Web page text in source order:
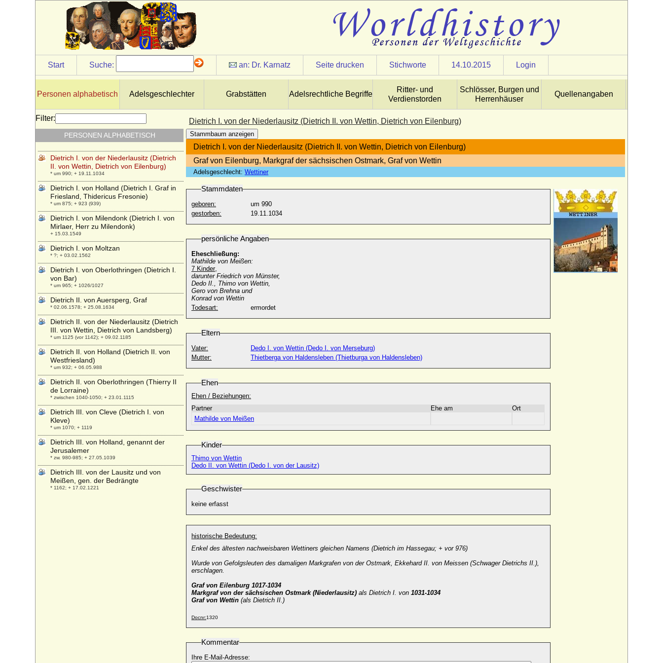
Start Suche: an: Dr. Karnatz Seite drucken Stichworte 14.10.2015 Login
Personen alphabetisch Adelsgeschlechter Grabstätten Adelsrechtliche Begriffe
Ritter- und
Verdienstorden
Schlösser, Burgen und
Herrenhäuser
Quellenangaben
Dietrich I. von der Niederlausitz (Dietrich II. von Wettin, Dietrich von Eilenburg)
Stammbaum anzeigen
Dietrich I. von der Niederlausitz (Dietrich II. von Wettin, Dietrich von Eilenburg)
Graf von Eilenburg, Markgraf der sächsischen Ostmark, Graf von Wettin
Adelsgeschlecht: Wettiner
Stammdaten
geboren:
um 990
gestorben:
19.11.1034
persönliche Angaben
Eheschließung:
Mathilde von Meißen:
7 Kinder,
darunter Friedrich von Münster,
Dedo II., Thimo von Wettin,
Gero von Brehna und
Konrad von Wettin
Todesart:
ermordet
Eltern
Vater:
Dedo I. von Wettin (Dedo I. von Merseburg)
Mutter:
Thietberga von Haldensleben (Thietburga von Haldensleben)
Ehen
Ehen / Beziehungen:
Partner
Ehe am
Ort
Mathilde von Meißen
Kinder
Thimo von Wettin
Dedo II. von Wettin (Dedo I. von der Lausitz)
Geschwister
keine erfasst
historische Bedeutung:
Enkel des ältesten nachweisbaren Wettiners gleichen Namens (Dietrich im Hassegau; + vor 976)
Wurde von Gefolgsleuten des damaligen Markgrafen von der Ostmark, Ekkehard II. von Meissen (Schwager Dietrichs II.),
erschlagen.
Graf von Eilenburg 1017-1034
Markgraf von der sächsischen Ostmark (Niederlausitz) als Dietrich I. von 1031-1034
Graf von Wettin (als Dietrich II.)
Docnr:1320
Kommentar
Ihre E-Mail-Adresse:
Filter:
PERSONEN ALPHABETISCH
Dietrich Carl von Wylich, Freiherr
* 1615; + 1677
Dietrich Cesarion von Keyserlingk,
Freiherr
* 05.07.1698; + 13.08.1745
Dietrich Christoph Gustav von Maltzahn,
Freiherr
Schulenburg, Reichsgraf
* 17.06.1756; + 29.04.1831
Dietrich Hermann I. von der Schulenburg
* 10.03.1638; + 12.02.1693
Dietrich I. von Cleve
* unbekannt; + unbekannt
Dietrich I. von der Niederlausitz (Dietrich
II. von Wettin, Dietrich von Eilenburg)
* um 990; + 19.11.1034
Dietrich I. von Holland (Dietrich I. Graf in
Friesland, Thidericus Fresonie)
* um 875; + 923 (939)
Dietrich I. von Milendonk (Dietrich I. von
Mirlaer, Herr zu Milendonk)
+ 15.03.1549
Dietrich I. von Moltzan
* ?; + 03.02.1562
Dietrich I. von Oberlothringen (Dietrich I.
von Bar)
* um 965; + 1026/1027
Dietrich II. von Auersperg, Graf
* 02.06.1578; + 25.08.1634
Dietrich II. von der Niederlausitz (Dietrich
III. von Wettin, Dietrich von Landsberg)
* um 1125 (vor 1142); + 09.02.1185
Dietrich II. von Holland (Dietrich II. von
Westfriesland)
* um 932; + 06.05.988
Dietrich II. von Oberlothringen (Thierry II
de Lorraine)
* zwischen 1040-1050; + 23.01.1115
Dietrich III. von Cleve (Dietrich I. von
Kleve)
* um 1070; + 1119
Dietrich III. von Holland, genannt der
Jerusalemer
* zw. 980-985; + 27.05.1039
Dietrich III. von der Lausitz und von
Meißen, gen. der Bedrängte
* 1162; + 17.02.1221